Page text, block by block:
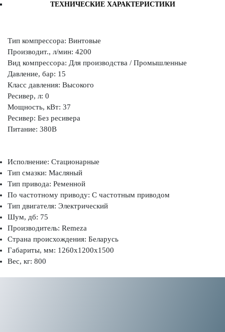
ТЕХНИЧЕСКИЕ ХАРАКТЕРИСТИКИ
Тип компрессора: Винтовые
Производит., л/мин: 4200
Вид компрессора: Для производства / Промышленные
Давление, бар: 15
Класс давления: Высокого
Ресивер, л: 0
Мощность, кВт: 37
Ресивер: Без ресивера
Питание: 380В
Исполнение: Стационарные
Тип смазки: Масляный
Тип привода: Ременной
По частотному приводу: С частотным приводом
Тип двигателя: Электрический
Шум, дб: 75
Производитель: Remeza
Страна происхождения: Беларусь
Габариты, мм: 1260x1200x1500
Вес, кг: 800